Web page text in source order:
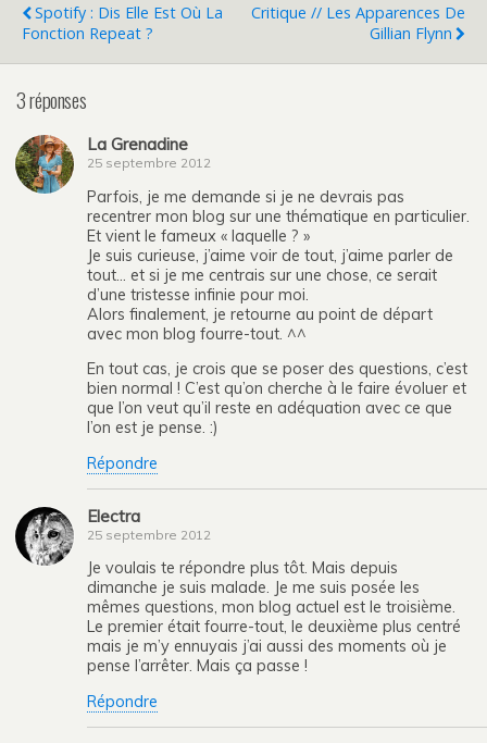
Spotify : Dis Elle Est Où La
Fonction Repeat ?
Critique // Les Apparences De
Gillian Flynn
3 réponses
La Grenadine
25 septembre 2012
Parfois, je me demande si je ne devrais pas
recentrer mon blog sur une thématique en particulier.
Et vient le fameux « laquelle ? »
Je suis curieuse, j’aime voir de tout, j’aime parler de
tout… et si je me centrais sur une chose, ce serait
d’une tristesse infinie pour moi.
Alors finalement, je retourne au point de départ
avec mon blog fourre-tout. ^^
En tout cas, je crois que se poser des questions, c’est
bien normal ! C’est qu’on cherche à le faire évoluer et
que l’on veut qu’il reste en adéquation avec ce que
l’on est je pense. :)
Répondre
Electra
25 septembre 2012
Je voulais te répondre plus tôt. Mais depuis
dimanche je suis malade. Je me suis posée les
mêmes questions, mon blog actuel est le troisième.
Le premier était fourre-tout, le deuxième plus centré
mais je m’y ennuyais j’ai aussi des moments où je
pense l’arrêter. Mais ça passe !
Répondre